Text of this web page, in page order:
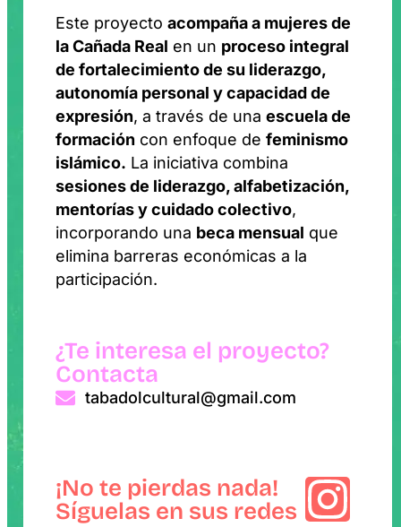
Este proyecto acompaña a mujeres de
la Cañada Real en un proceso integral
de fortalecimiento de su liderazgo,
autonomía personal y capacidad de
expresión, a través de una escuela de
formación con enfoque de feminismo
islámico. La iniciativa combina
sesiones de liderazgo, alfabetización,
mentorías y cuidado colectivo,
incorporando una beca mensual que
elimina barreras económicas a la
participación.
¿Te interesa el proyecto?
Contacta
tabadolcultural@gmail.com
¡No te pierdas nada!
Síguelas en sus redes